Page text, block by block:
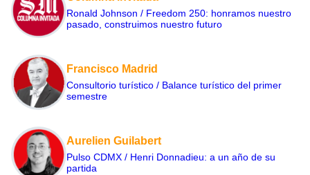
Ronald Johnson / Freedom 250: honramos nuestro
pasado, construimos nuestro futuro
Francisco Madrid
Consultorio turístico / Balance turístico del primer
semestre
Aurelien Guilabert
Pulso CDMX / Henri Donnadieu: a un año de su
partida